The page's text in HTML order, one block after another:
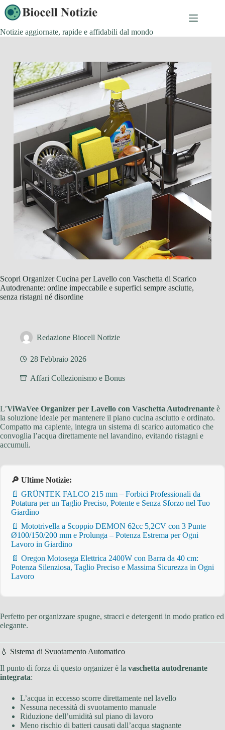
Salta
al
contenuto
Notizie aggiornate, rapide e affidabili dal mondo
Scopri Organizer Cucina per Lavello con Vaschetta di Scarico
Autodrenante: ordine impeccabile e superfici sempre asciutte,
senza ristagni né disordine
Redazione Biocell Notizie
28 Febbraio 2026
Affari Collezionismo e Bonus
L’ViWaVee Organizer per Lavello con Vaschetta Autodrenante è
la soluzione ideale per mantenere il piano cucina asciutto e ordinato.
Compatto ma capiente, integra un sistema di scarico automatico che
convoglia l’acqua direttamente nel lavandino, evitando ristagni e
accumuli.
🔎 Ultime Notizie:
📄 GRÜNTEK FALCO 215 mm – Forbici Professionali da
Potatura per un Taglio Preciso, Potente e Senza Sforzo nel Tuo
Giardino
📄 Mototrivella a Scoppio DEMON 62cc 5,2CV con 3 Punte
Ø100/150/200 mm e Prolunga – Potenza Estrema per Ogni
Lavoro in Giardino
📄 Oregon Motosega Elettrica 2400W con Barra da 40 cm:
Potenza Silenziosa, Taglio Preciso e Massima Sicurezza in Ogni
Lavoro
Perfetto per organizzare spugne, stracci e detergenti in modo pratico ed
elegante.
💧 Sistema di Svuotamento Automatico
Il punto di forza di questo organizer è la vaschetta autodrenante
integrata:
L’acqua in eccesso scorre direttamente nel lavello
Nessuna necessità di svuotamento manuale
Riduzione dell’umidità sul piano di lavoro
Meno rischio di batteri causati dall’acqua stagnante